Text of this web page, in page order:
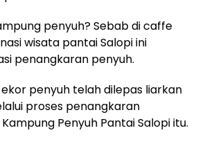
penyuh? Sebab di caffe
wisata pantai Salopi ini
penangkaran penyuh.
penyuh telah dilepas liarkan
proses penangkaran
Penyuh Pantai Salopi itu.